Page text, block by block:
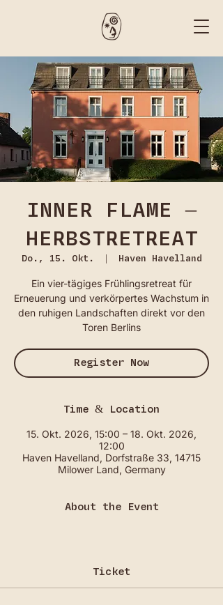
INNER FLAME –
HERBSTRETREAT
Do., 15. Okt.
  |
Haven Havelland
Ein vier-tägiges Frühlingsretreat für
Erneuerung und verkörpertes Wachstum in
den ruhigen Landschaften direkt vor den
Toren Berlins
Register Now
Time & Location
15. Okt. 2026, 15:00 – 18. Okt. 2026,
12:00
Haven Havelland, Dorfstraße 33, 14715
Milower Land, Germany
About the Event
Ticket